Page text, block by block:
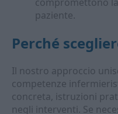
paziente.
Perché
Il nostro approccio
competenze
concreta, istruzioni
negli interventi. Se